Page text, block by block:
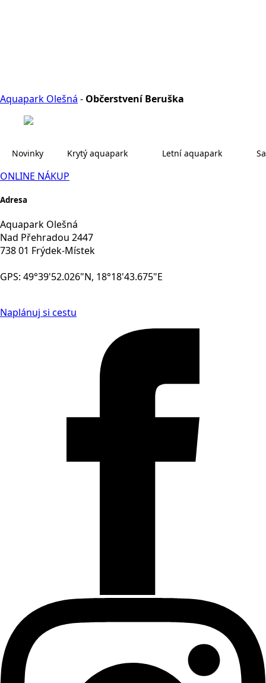
Aquapark Olešná - Občerstvení Beruška
Novinky Krytý aquapark Letní aquapark
ONLINE NÁKUP
Adresa
Aquapark Olešná
Nad Přehradou 2447
738 01 Frýdek-Místek
GPS: 49°39'52.026"N, 18°18'43.675"E
Naplánuj si cestu